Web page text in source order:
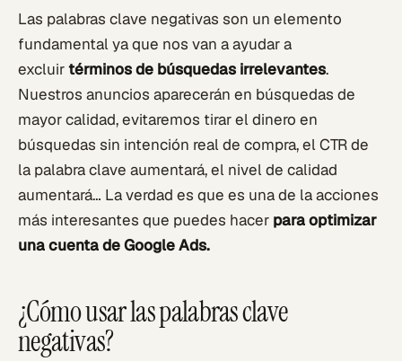
Las palabras clave negativas son un elemento
fundamental ya que nos van a ayudar a
excluirtérminos de búsquedas irrelevantes.
Nuestros anuncios aparecerán en búsquedas de
mayor calidad, evitaremos tirar el dinero en
búsquedas sin intención real de compra, el CTR de
la palabra clave aumentará, el nivel de calidad
aumentará… La verdad es que es una de la acciones
más interesantes que puedes hacer para optimizar
una cuenta de Google Ads.
¿Cómo usar las palabras clave
negativas?